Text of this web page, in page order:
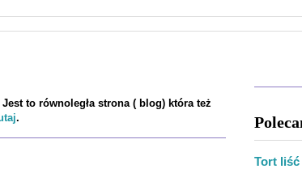
to równoległa strona ( blog) która też
.
Tort